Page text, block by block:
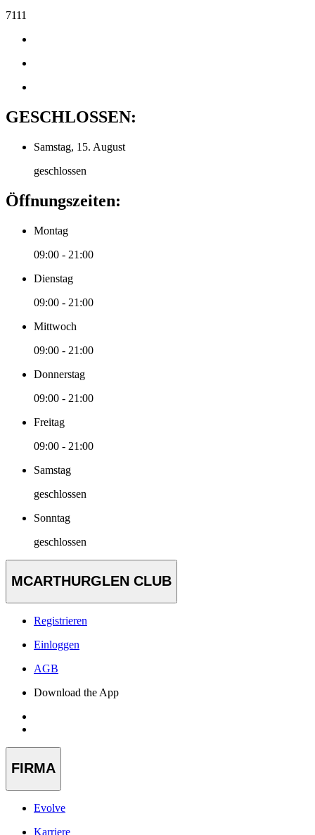
7111
GESCHLOSSEN:
Samstag, 15. August
geschlossen
Öffnungszeiten:
Montag
09:00 - 21:00
Dienstag
09:00 - 21:00
Mittwoch
09:00 - 21:00
Donnerstag
09:00 - 21:00
Freitag
09:00 - 21:00
Samstag
geschlossen
Sonntag
geschlossen
MCARTHURGLEN CLUB
Registrieren
Einloggen
AGB
Download the App
FIRMA
Evolve
Karriere